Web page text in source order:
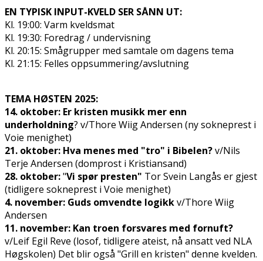
EN TYPISK INPUT-KVELD SER SÅNN UT:
Kl. 19:00: Varm kveldsmat
Kl. 19:30: Foredrag / undervisning
Kl. 20:15: Smågrupper med samtale om dagens tema
Kl. 21:15: Felles oppsummering/avslutning
TEMA HØSTEN 2025:
14. oktober: Er kristen musikk mer enn
underholdning? v/Thore Wiig Andersen (ny sokneprest i
Voie menighet)
21. oktober: Hva menes med "tro" i Bibelen?v/Nils
Terje Andersen (domprost i Kristiansand)
28. oktober:"Vi spør presten" Tor Svein Langås er gjest
(tidligere sokneprest i Voie menighet)
4. november: Guds omvendte logikkv/Thore Wiig
Andersen
11. november: Kan troen forsvares med fornuft?
v/Leif Egil Reve (filosof, tidligere ateist, nå ansatt ved NLA
Høgskolen) Det blir også "Grill en kristen" denne kvelden.